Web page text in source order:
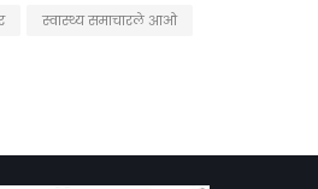
स्वास्थ्य समाचारले आओ